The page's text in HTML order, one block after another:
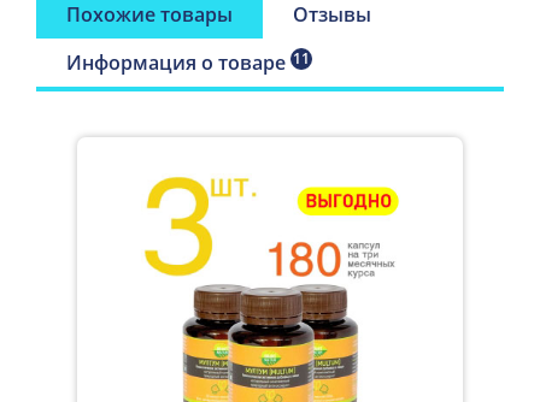
Активное вещество:
Дигидрокверцетин (диквертин,
ДКВ, ДГК, таксифолин).
активностью, защитник сердца, сосудов и печени. Вещество
регулирует работу различных жизненно важных систем, при
в организме не вырабатывается и должно
поступать извне – с пищей или в составе БАД
Дигидрокверцетин способствует восстановлению
резистентности капилляров, обладает
противовоспалительным, противоотечным действием,
оказывает положительное влияние на функциональное
состояние печени, рекомендован для патогенетической
Похожие товары
Отзывы
Информация о товаре 11